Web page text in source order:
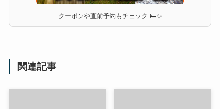
クーポンや直前予約もチェック 🛏✨
関連記事